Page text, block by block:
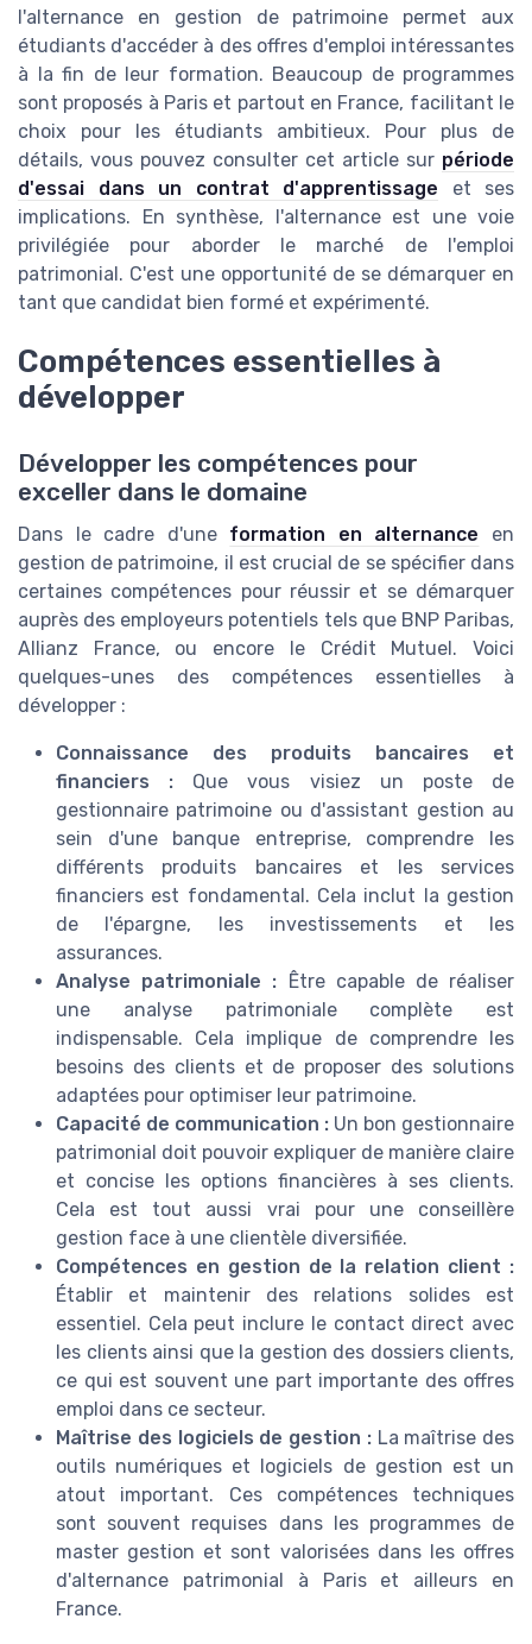
l'alternance en gestion de patrimoine permet aux
étudiants d'accéder à des offres d'emploi intéressantes
à la fin de leur formation. Beaucoup de programmes
sont proposés à Paris et partout en France, facilitant le
choix pour les étudiants ambitieux. Pour plus de
détails, vous pouvez consulter cet article sur période
d'essai dans un contrat d'apprentissage et ses
implications. En synthèse, l'alternance est une voie
privilégiée pour aborder le marché de l'emploi
patrimonial. C'est une opportunité de se démarquer en
tant que candidat bien formé et expérimenté.
Compétences essentielles à
développer
Développer les compétences pour
exceller dans le domaine
Dans le cadre d'une formation en alternance en
gestion de patrimoine, il est crucial de se spécifier dans
certaines compétences pour réussir et se démarquer
auprès des employeurs potentiels tels que BNP Paribas,
Allianz France, ou encore le Crédit Mutuel. Voici
quelques-unes des compétences essentielles à
développer :
Connaissance des produits bancaires et
financiers : Que vous visiez un poste de
gestionnaire patrimoine ou d'assistant gestion au
sein d'une banque entreprise, comprendre les
différents produits bancaires et les services
financiers est fondamental. Cela inclut la gestion
de l'épargne, les investissements et les
assurances.
Analyse patrimoniale : Être capable de réaliser
une analyse patrimoniale complète est
indispensable. Cela implique de comprendre les
besoins des clients et de proposer des solutions
adaptées pour optimiser leur patrimoine.
Capacité de communication : Un bon gestionnaire
patrimonial doit pouvoir expliquer de manière claire
et concise les options financières à ses clients.
Cela est tout aussi vrai pour une conseillère
gestion face à une clientèle diversifiée.
Compétences en gestion de la relation client :
Établir et maintenir des relations solides est
essentiel. Cela peut inclure le contact direct avec
les clients ainsi que la gestion des dossiers clients,
ce qui est souvent une part importante des offres
emploi dans ce secteur.
Maîtrise des logiciels de gestion :La maîtrise des
outils numériques et logiciels de gestion est un
atout important. Ces compétences techniques
sont souvent requises dans les programmes de
master gestion et sont valorisées dans les offres
d'alternance patrimonial à Paris et ailleurs en
France.